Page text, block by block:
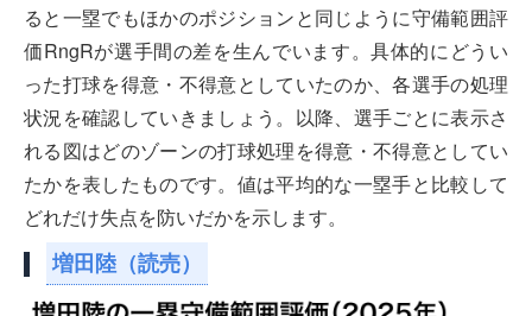
ると一塁でもほかのポジションと同じように守備範囲評
価RngRが選手間の差を生んでいます。具体的にどうい
った打球を得意・不得意としていたのか、各選手の処理
状況を確認していきましょう。以降、選手ごとに表示さ
れる図はどのゾーンの打球処理を得意・不得意としてい
たかを表したものです。値は平均的な一塁手と比較して
どれだけ失点を防いだかを示します。
増田陸（読売）